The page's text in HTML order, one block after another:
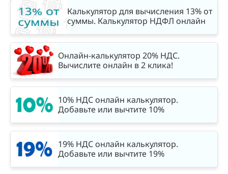
Калькулятор для вычисления 13% от
суммы. Калькулятор НДФЛ онлайн
Онлайн-калькулятор 20% НДС.
Вычислите онлайн в 2 клика!
10% НДС онлайн калькулятор.
Добавьте или вычтите 10%
19% НДС онлайн калькулятор.
Добавьте или вычтите 19%